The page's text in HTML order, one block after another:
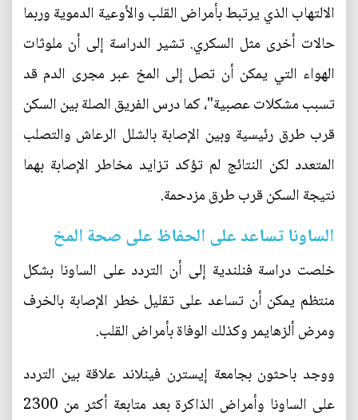
الالتهاب الذي يرتبط بأمراض القلب والأوعية الدموية وربما
حالات أخرى مثل السكري. تشير الدراسة إلى أن ملوثات
الهواء التي يمكن أن تصل إلى المخ عبر مجرى الدم قد
تسبب مشكلات عصبية"، كما درس الفريق الصلة بين السكن
قرب طرق رئيسية وبين الإصابة بالشلل الرعاش والتصلب
المتعدد لكن النتائج لم تؤكد تزايد مخاطر الإصابة بهما
نتيجة السكن قرب طرق مزدحمة.
الساونا تساعد على الحفاظ على صحة المخ
خلصت دراسة فنلندية إلى أن التردد على الساونا بشكل
منتظم يمكن أن تساعد على تقليل خطر الإصابة بالخرف
ومرض ألزهايمر وكذلك الوفاة بأمراض القلب.
ووجد باحثون بجامعة إيسترن فينلاند علاقة بين التردد
على الساونا وأمراض الذاكرة بعد متابعة أكثر من 2300